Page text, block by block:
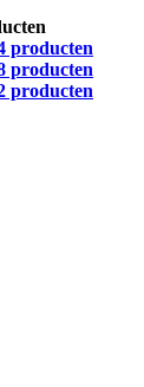
producten
producten
producten